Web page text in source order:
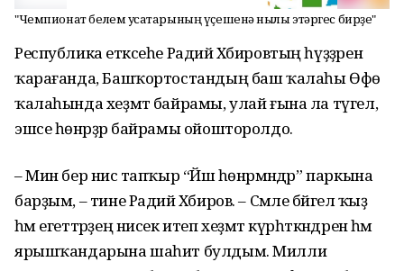
"Чемпионат белем усаҡтарының үҫешенә ныҡлы этәргес бирҙе"
Республика етәксеһе Радий Хәбировтың һүҙҙәренә
ҡарағанда, Башҡортостандың баш ҡалаһы Өфө
ҡалаһында хеҙмәт байрамы, улай ғына ла түгел,
эшсе һөнәрҙәр байрамы ойошторолдо.
– Мин бер нисә тапҡыр “Йәш һөнәрмәндәр” паркына
барҙым, – тине Радий Хәбиров. – Сәмле бәйгелә ҡыҙ
һәм егеттәрҙең нисек итеп хеҙмәт күрһәткәндренә һәм
ярышҡандарына шаһит булдым. Милли